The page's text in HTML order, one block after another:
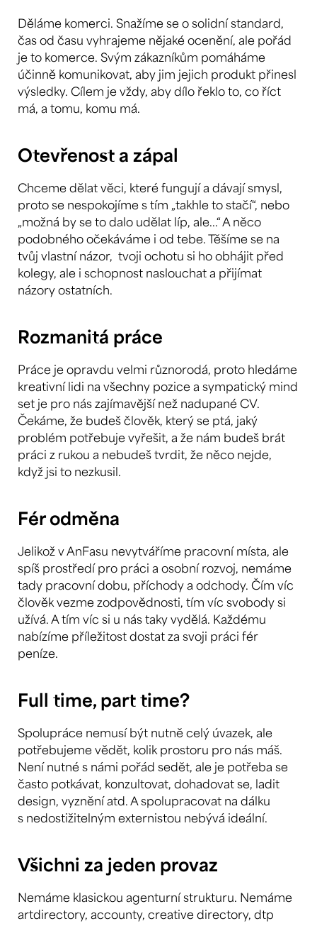
Děláme komerci. Snažíme se o solidní standard,
čas od času vyhrajeme nějaké ocenění, ale pořád
je to komerce. Svým zákazníkům pomáháme
účinně komunikovat, aby jim jejich produkt přinesl
výsledky. Cílem je vždy, aby dílo řeklo to, co říct
má, a tomu, komu má.
Otevřenost a zápal
Chceme dělat věci, které fungují a dávají smysl,
proto se nespokojíme s tím „takhle to stačí“, nebo
„možná by se to dalo udělat líp, ale...“ A něco
podobného očekáváme i od tebe. Těšíme se na
tvůj vlastní názor, tvoji ochotu si ho obhájit před
kolegy, ale i schopnost naslouchat a přijímat
názory ostatních.
Rozmanitá práce
Práce je opravdu velmi různorodá, proto hledáme
kreativní lidi na všechny pozice a sympatický mind
set je pro nás zajímavější než nadupané CV.
Čekáme, že budeš člověk, který se ptá, jaký
problém potřebuje vyřešit, a že nám budeš brát
práci z rukou a nebudeš tvrdit, že něco nejde,
když jsi to nezkusil.
Fér odměna
Jelikož v AnFasu nevytváříme pracovní místa, ale
spíš prostředí pro práci a osobní rozvoj, nemáme
tady pracovní dobu, příchody a odchody. Čím víc
člověk vezme zodpovědnosti, tím víc svobody si
užívá. A tím víc si u nás taky vydělá. Každému
nabízíme příležitost dostat za svoji práci fér
peníze.
Full time, part time?
Spolupráce nemusí být nutně celý úvazek, ale
potřebujeme vědět, kolik prostoru pro nás máš.
Není nutné s námi pořád sedět, ale je potřeba se
často potkávat, konzultovat, dohadovat se, ladit
design, vyznění atd. A spolupracovat na dálku
s nedostižitelným externistou nebývá ideální.
Všichni za jeden provaz
Nemáme klasickou agenturní strukturu. Nemáme
artdirectory, accounty, creative directory, dtp